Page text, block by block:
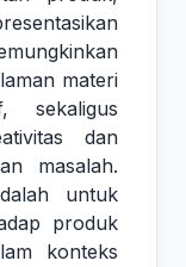
materi
sekaligus
dan
masalah.
untuk
produk
konteks